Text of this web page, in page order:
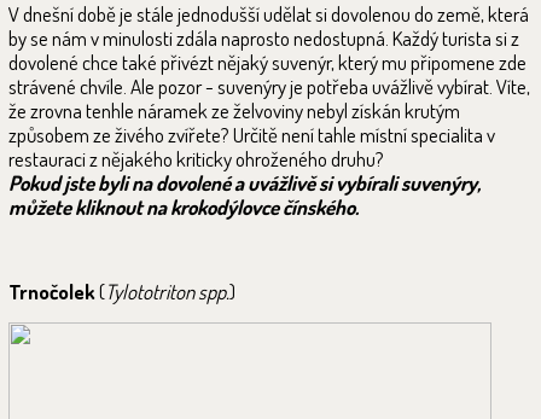
V dnešní době je stále jednodušší udělat si dovolenou do země, která
by se nám v minulosti zdála naprosto nedostupná. Každý turista si z
dovolené chce také přivézt nějaký suvenýr, který mu připomene zde
strávené chvíle. Ale pozor - suvenýry je potřeba uvážlivě vybírat. Víte,
že zrovna tenhle náramek ze želvoviny nebyl získán krutým
způsobem ze živého zvířete? Určitě není tahle místní specialita v
restauraci z nějakého kriticky ohroženého druhu?
Pokud jste byli na dovolené a uvážlivě si vybírali suvenýry,
můžete kliknout na krokodýlovce čínského.
Trnočolek(Tylototriton spp.)